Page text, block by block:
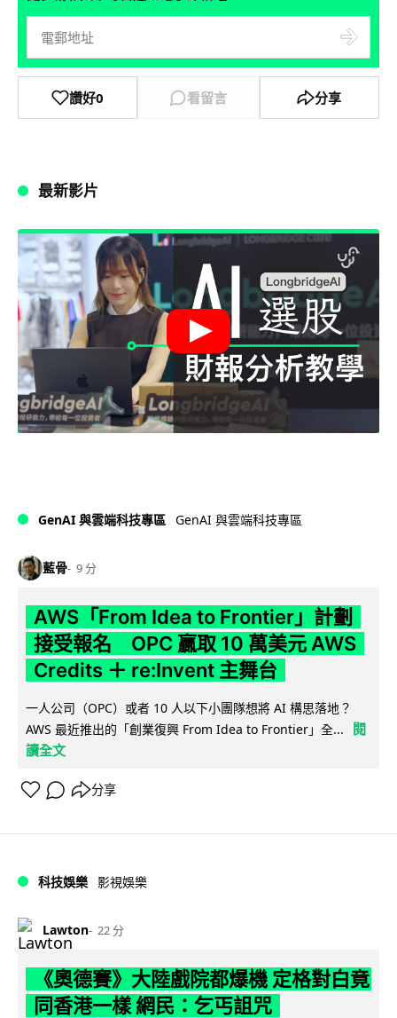
讚好0 看留言 分享
最新影片
GenAI 與雲端科技專區 GenAI 與雲端科技專區
藍骨 9 分
AWS「From Idea to Frontier」計劃
接受報名 OPC 贏取 10 萬美元 AWS
Credits ＋ re:Invent 主舞台
一人公司（OPC）或者 10 人以下小團隊想將 AI 構思落地？
AWS 最近推出的「創業復興 From Idea to Frontier」全...
閱
讀全文
分享
科技娛樂 影視娛樂
Lawton 22 分
《奧德賽》大陸戲院都爆機 定格對白竟
同香港一樣 網民：乞丐詛咒